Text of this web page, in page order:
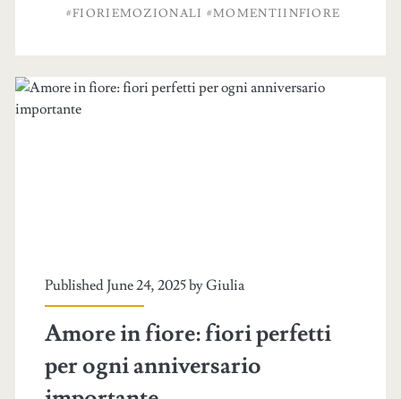
#FIORIEMOZIONALI #MOMENTIINFIORE
Published June 24, 2025 byGiulia
Amore in fiore: fiori perfetti
per ogni anniversario